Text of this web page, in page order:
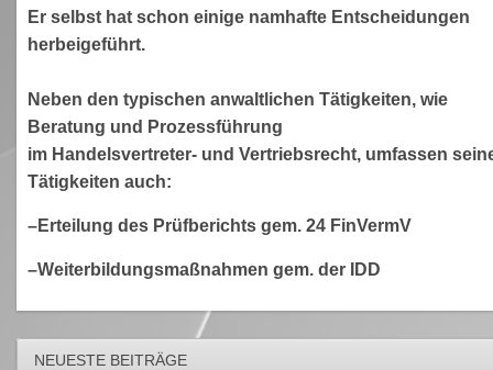
Er selbst hat schon einige namhafte Entscheidungen
herbeigeführt.
Neben den typischen anwaltlichen Tätigkeiten, wie
Beratung und Prozessführung
im Handelsvertreter- und Vertriebsrecht, umfassen
Tätigkeiten auch:
–Erteilung des Prüfberichts gem. 24 FinVermV
–Weiterbildungsmaßnahmen gem. der IDD
NEUESTE BEITRÄGE